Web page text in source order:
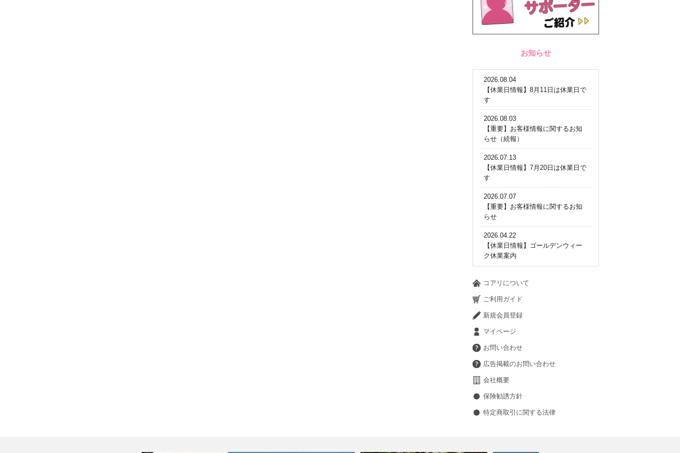
お知らせ
2026.08.04
【休業日情報】8月11日は休業日で
す
2026.08.03
【重要】お客様情報に関するお知
らせ（続報）
2026.07.13
【休業日情報】7月20日は休業日で
す
2026.07.07
【重要】お客様情報に関するお知
らせ
2026.04.22
【休業日情報】ゴールデンウィー
ク休業案内
コアリについて
ご利用ガイド
新規会員登録
マイページ
お問い合わせ
広告掲載のお問い合わせ
会社概要
保険勧誘方針
特定商取引に関する法律